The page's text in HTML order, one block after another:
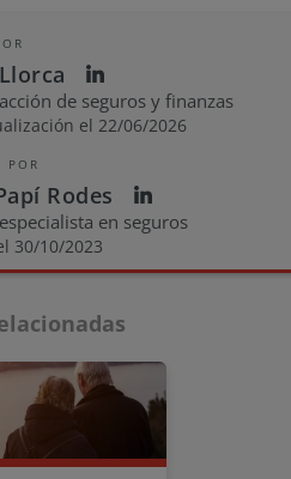
de seguros y finanzas
el 22/06/2026
POR
Rodes
en seguros
30/10/2023